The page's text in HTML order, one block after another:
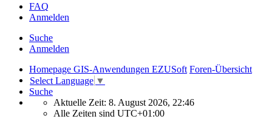
FAQ
Anmelden
Suche
Anmelden
Homepage GIS-Anwendungen EZUSoft Foren-Übersicht
Select Language ▼
Suche
Aktuelle Zeit: 8. August 2026, 22:46
Alle Zeiten sind UTC+01:00